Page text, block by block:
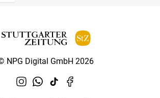
NPG Digital GmbH 2026